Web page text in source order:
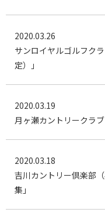
2020.03.26
サンロイヤルゴルフク
定）」
2020.03.19
月ヶ瀬カントリークラ
2020.03.18
吉川カントリー倶楽部
集」